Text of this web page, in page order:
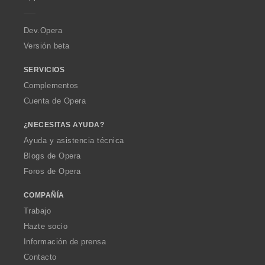
a
Dev.Opera
Versión beta
SERVICIOS
Complementos
Cuenta de Opera
¿NECESITAS AYUDA?
Ayuda y asistencia técnica
Blogs de Opera
Foros de Opera
COMPAÑÍA
Trabajo
Hazte socio
Información de prensa
Contacto